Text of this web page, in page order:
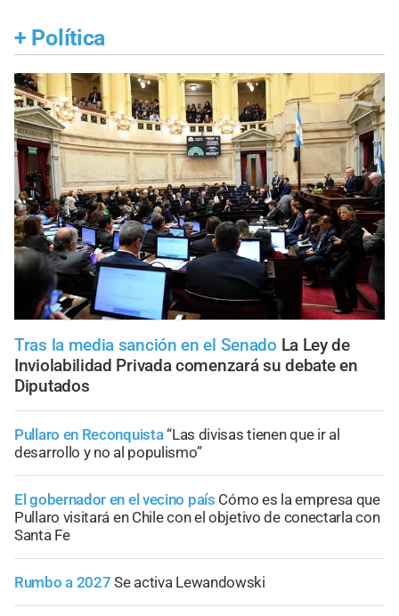
+ Política
Tras la media sanción en el Senado La Ley de
Inviolabilidad Privada comenzará su debate en
Diputados
Pullaro en Reconquista“Las divisas tienen que ir al
desarrollo y no al populismo”
El gobernador en el vecino país Cómo es la empresa que
Pullaro visitará en Chile con el objetivo de conectarla con
Santa Fe
Rumbo a 2027 Se activa Lewandowski